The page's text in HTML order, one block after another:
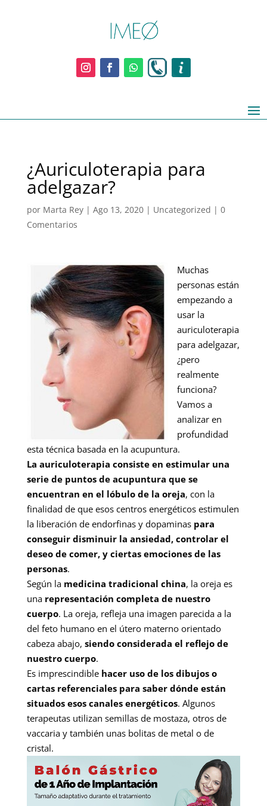
¿Auriculoterapia para
adelgazar?
por Marta Rey| Ago 13, 2020| Uncategorized | 0
Comentarios
Muchas
personas están
empezando a
usar la
auriculoterapia
para adelgazar,
¿pero
realmente
funciona?
Vamos a
analizar en
profundidad
esta técnica basada en la acupuntura.
La auriculoterapia consiste en estimular una
serie de puntos de acupuntura que se
encuentran en el lóbulo de la oreja, con la
finalidad de que esos centros energéticos estimulen
la liberación de endorfinas y dopaminas para
conseguir disminuir la ansiedad, controlar el
deseo de comer, y ciertas emociones de las
personas.
Según la medicina tradicional china, la oreja es
una representación completa de nuestro
cuerpo. La oreja, refleja una imagen parecida a la
del feto humano en el útero materno orientado
cabeza abajo, siendo considerada el reflejo de
nuestro cuerpo.
Es imprescindible hacer uso de los dibujos o
cartas referenciales para saber dónde están
situados esos canales energéticos. Algunos
terapeutas utilizan semillas de mostaza, otros de
vaccaria y también unas bolitas de metal o de
cristal.